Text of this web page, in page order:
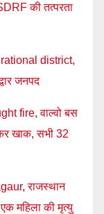
की तत्परता
district,
जनपद
fire, वाल्वो बस
खाक, सभी 32
राजस्थान
एक महिला की मृत्यु